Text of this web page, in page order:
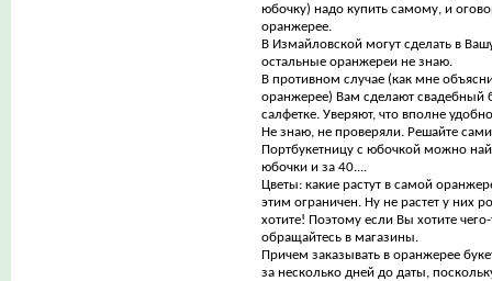
юбочку) надо купить самому, и
оранжерее.
В Измайловской могут сделать в
остальные оранжереи не знаю.
В противном случае (как мне
оранжерее) Вам сделают свадебный
салфетке. Уверяют, что вполне
Не знаю, не проверяли. Решайте
Портбукетницу с юбочкой можно
юбочки и за 40....
Цветы: какие растут в самой
этим ограничен. Ну не растет у них
хотите! Поэтому если Вы хотите
обращайтесь в магазины.
Причем заказывать в оранжерее
за несколько дней до даты,